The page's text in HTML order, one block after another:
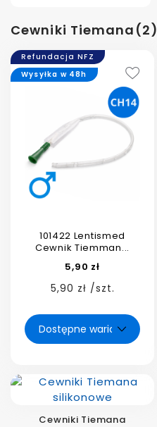
Cewniki Tiemana
Cewniki Tiemana(2)
Refundacja NFZ
101422 Lentismed
Cewnik Tiemman...
5,90 zł
5,90 zł /szt.
Wysyłka w 48h